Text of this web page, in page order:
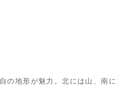
の地形が魅力。北には山、南